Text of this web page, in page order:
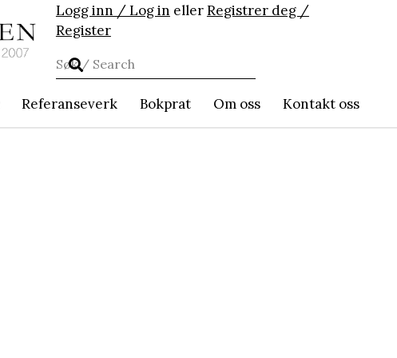
Logg inn / Log in ellerRegistrer deg /
Register
Referanseverk Bokprat Om oss Kontakt oss